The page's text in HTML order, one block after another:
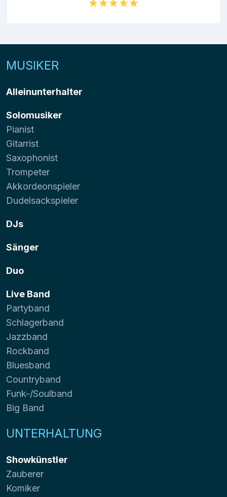
MUSIKER
Alleinunterhalter
Solomusiker
Pianist
Gitarrist
Saxophonist
Trompeter
Akkordeonspieler
Dudelsackspieler
DJs
Sänger
Duo
Live Band
Partyband
Schlagerband
Jazzband
Rockband
Bluesband
Countryband
Funk-/Soulband
Big Band
UNTERHALTUNG
Showkünstler
Zauberer
Komiker